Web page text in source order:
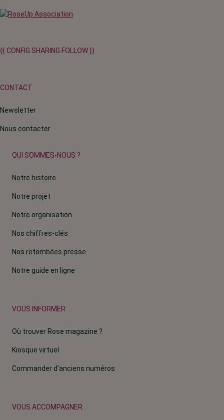
{{ CONFIG.SHARING.FOLLOW }}
CONTACT
Newsletter
Nous contacter
QUI SOMMES-NOUS ?
Notre histoire
Notre projet
Notre organisation
Nos chiffres-clés
Nos retombées presse
Notre guide en ligne
VOUS INFORMER
Où trouver Rose magazine ?
Kiosque virtuel
Commander d'anciens numéros
VOUS ACCOMPAGNER